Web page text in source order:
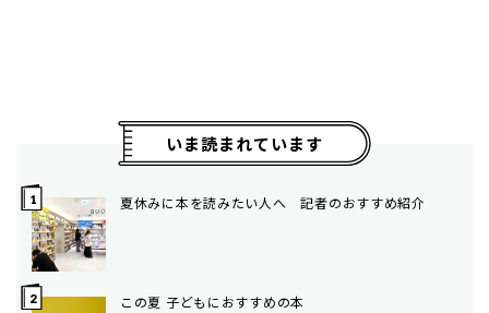
いま読まれています
夏休みに本を読みたい人へ 記者のおすすめ紹介
この夏 子どもにおすすめの本